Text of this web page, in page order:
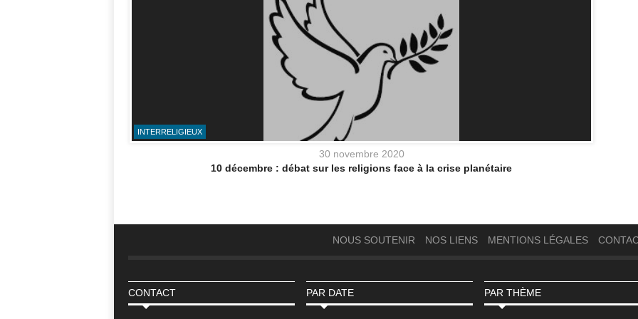
INTERRELIGIEUX
30 novembre 2020
10 décembre : débat sur les religions face à la crise planétaire
NOUS SOUTENIR NOS LIENS MENTIONS LÉGALES
CONTACT PAR DATE PAR THÈME